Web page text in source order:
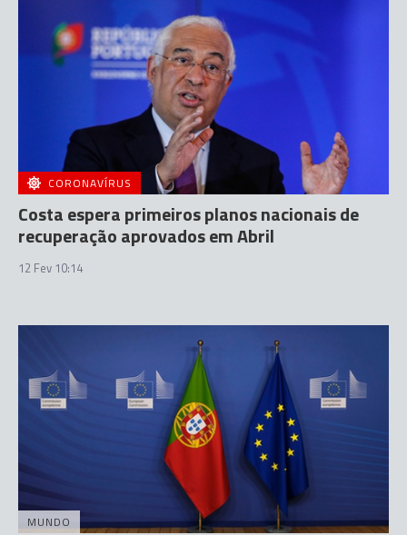
CORONAVÍRUS
Costa espera primeiros planos nacionais de
recuperação aprovados em Abril
12 Fev 10:14
MUNDO